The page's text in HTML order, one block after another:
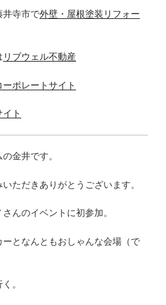
井寺市で外壁・屋根塗装リフォー
リブウェル不動産
ポレートサイト
イト
金井です。
ただきありがとうございます。
んのイベントに初参加。
となんともおしゃんな会場（で
。